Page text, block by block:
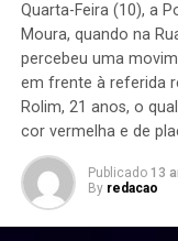
Quarta-Feira (10), a
Moura, quando na
percebeu uma
em frente à referida
Rolim, 21 anos, o
cor vermelha e de
Publicado 13
By redacao